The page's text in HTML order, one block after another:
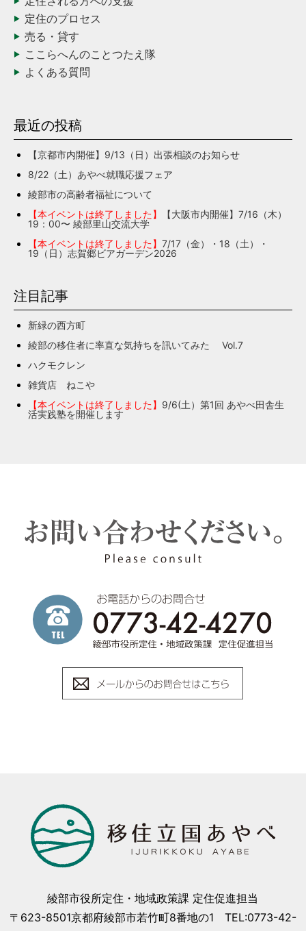
定住のプロセス
売る・貸す
ここらへんのことつたえ隊
よくある質問
最近の投稿
【京都市内開催】9/13（日）出張相談のお知らせ
8/22（土）あやべ就職応援フェア
綾部市の高齢者福祉について
【本イベントは終了しました】
【大阪市内開催】7/16（木）
19：00〜 綾部里山交流大学
【本イベントは終了しました】 7/17（金）・18（土）・
19（日）志賀郷ビアガーデン2026
注目記事
新緑の西方町
綾部の移住者に率直な気持ちを訊いてみた Vol.7
ハクモクレン
雑貨店 ねこや
【本イベントは終了しました】 9/6(土）第1回 あやべ田舎生
活実践塾を開催します
綾部市役所定住・地域政策課 定住促進担当
〒623-8501京都府綾部市若竹町8番地の1 TEL:0773-42-